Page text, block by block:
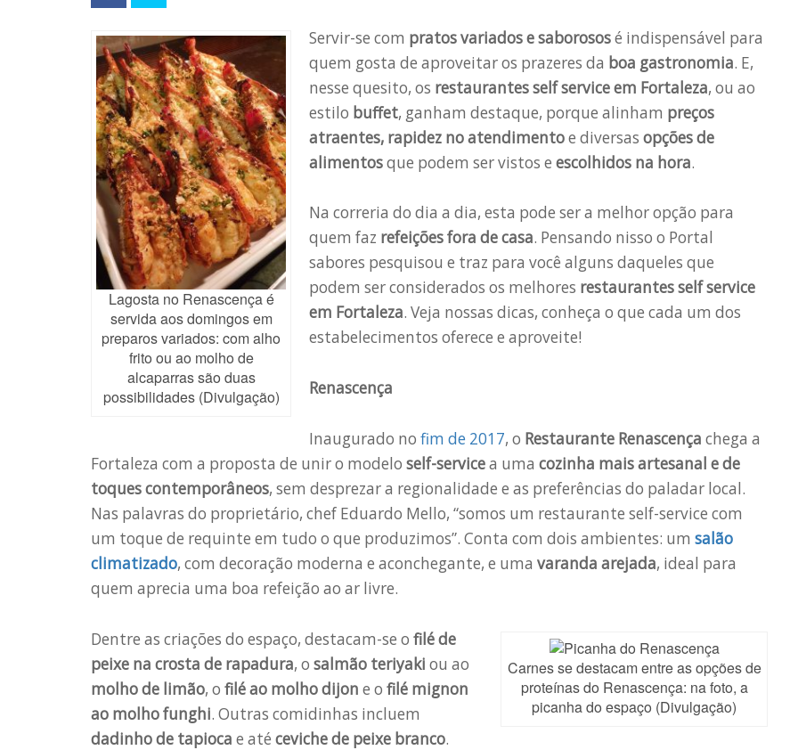
Lagosta no Renascença é
servida aos domingos em
preparos variados: com alho
frito ou ao molho de
alcaparras são duas
possibilidades (Divulgação)
Servir-se com pratos variados e saborososé indispensável para
quem gosta de aproveitar os prazeres da boa gastronomia. E,
nesse quesito, os restaurantes self service em Fortaleza, ou ao
estilo buffet, ganham destaque, porque alinham preços
atraentes, rapidez no atendimentoe diversas opções de
alimentosque podem ser vistos e escolhidos na hora.
Na correria do dia a dia, esta pode ser a melhor opção para
quem faz refeições fora de casa. Pensando nisso o Portal
sabores pesquisou e traz para você alguns daqueles que
podem ser considerados os melhores restaurantes self service
em Fortaleza. Veja nossas dicas, conheça o que cada um dos
estabelecimentos oferece e aproveite!
Renascença
Inaugurado no fim de 2017, o Restaurante Renascença chega a
Fortaleza com a proposta de unir o modelo self-servicea uma cozinha mais artesanal e de
toques contemporâneos, sem desprezar a regionalidade e as preferências do paladar local.
Nas palavras do proprietário, chef Eduardo Mello, “somos um restaurante self-service com
um toque de requinte em tudo o que produzimos”. Conta com dois ambientes: um salão
climatizado, com decoração moderna e aconchegante, e uma varanda arejada, ideal para
quem aprecia uma boa refeição ao ar livre.
Carnes se destacam entre as opções de
proteínas do Renascença: na foto, a
picanha do espaço (Divulgação)
Dentre as criações do espaço, destacam-se o filé de
peixe na crosta de rapadura, o salmão teriyaki ou ao
molho de limão, o filé ao molho dijon e o filé mignon
ao molho funghi. Outras comidinhas incluem
dadinho de tapioca e até ceviche de peixe branco.